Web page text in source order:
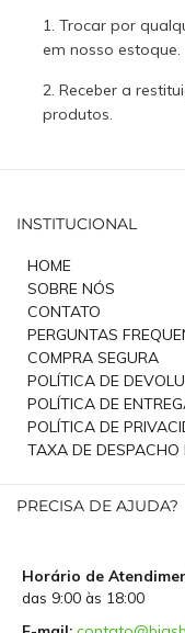
1. Trocar por
em nosso estoque.
2. Receber a
produtos.
INSTITUCIONAL
HOME
SOBRE NÓS
CONTATO
PERGUNTAS
COMPRA SEGURA
POLÍTICA DE
POLÍTICA DE
POLÍTICA DE
TAXA DE DESPACHO
PRECISA DE AJUDA?
Horário de
das 9:00 às 18:00